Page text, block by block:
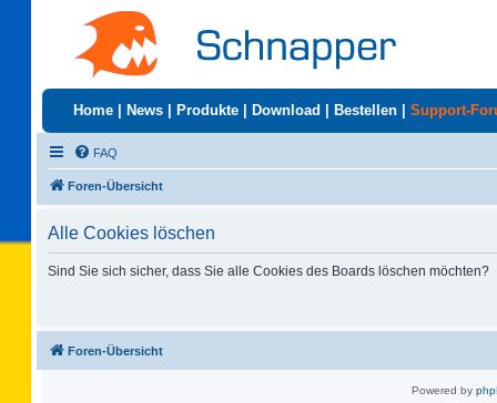
Home News Produkte Download Bestellen Support-
FAQ
Foren-Übersicht
Alle Cookies löschen
Sind Sie sich sicher, dass Sie alle Cookies des Boards löschen möchten?
Foren-Übersicht
Powered by